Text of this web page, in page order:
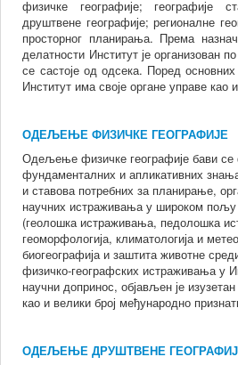
Активности
Сарадња
Новости
Контакт
физичке географије; географије
друштвене географије; регионалне
просторног планирања. Према
делатности Институт је
се састоје од одсека. Поред основних
Институт има своје органе управе као
ОДЕЉЕЊЕ ФИЗИЧКЕ ГЕОГРАФИЈЕ
Одељење физичке географије бави
фундаменталних и апликативних
и ставова потребних за планирање,
научних истраживања у широком
(геолошка истраживања, педолошка
геоморфологија, климатологија и
биогеографија и заштита животне
физичко-географских истраживања у
научни допринос, објављен је
као и велики број међународно
ОДЕЉЕЊЕ ДРУШТВЕНЕ